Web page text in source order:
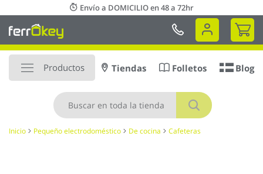
al
contenido
Envío a DOMICILIO en 48 a 72hr
Mi
Productos
Buscar
Tiendas Folletos Blog
Inicio Pequeño electrodoméstico De cocina Cafeteras